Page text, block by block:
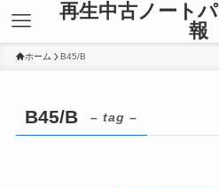
再生中古ノート
報
ホーム B45/B
B45/B – tag –